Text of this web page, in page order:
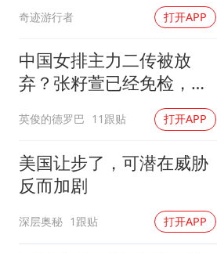
多地要求领
奋进开新局
奇迹游行者 打开APP
中国女排主力二传被放
弃？张籽萱已经免检，赵
英俊的德罗巴 11跟贴 打开APP
美国让步了，可潜在威胁
反而加剧
深层奥秘 1跟贴 打开APP